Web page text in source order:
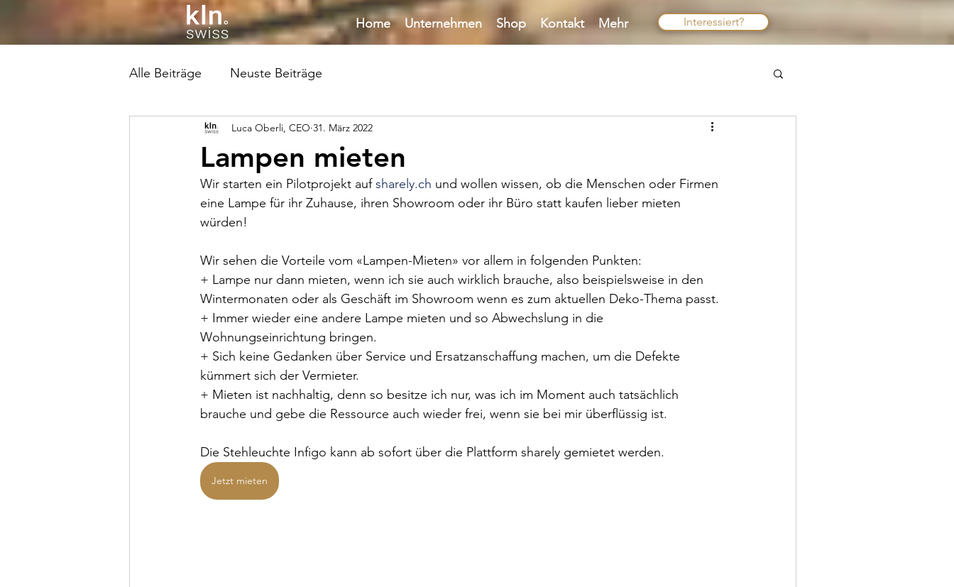
Home Unternehmen Shop Kontakt Mehr Interessiert?
Alle Beiträge Neuste Beiträge
Lampen mieten
Luca Oberli, CEO 31. März 2022
Wir starten ein Pilotprojekt auf sharely.ch und wollen wissen, ob die Menschen oder Firmen
eine Lampe für ihr Zuhause, ihren Showroom oder ihr Büro statt kaufen lieber mieten
würden!
Wir sehen die Vorteile vom «Lampen-Mieten» vor allem in folgenden Punkten:
+ Lampe nur dann mieten, wenn ich sie auch wirklich brauche, also beispielsweise in den
Wintermonaten oder als Geschäft im Showroom wenn es zum aktuellen Deko-Thema passt.
+ Immer wieder eine andere Lampe mieten und so Abwechslung in die
Wohnungseinrichtung bringen.
+ Sich keine Gedanken über Service und Ersatzanschaffung machen, um die Defekte
kümmert sich der Vermieter.
+ Mieten ist nachhaltig, denn so besitze ich nur, was ich im Moment auch tatsächlich
brauche und gebe die Ressource auch wieder frei, wenn sie bei mir überflüssig ist.
Die Stehleuchte Infigo kann ab sofort über die Plattform sharely gemietet werden.
Jetzt mieten